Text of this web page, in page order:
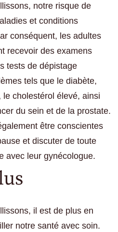
notre risque de
et conditions
conséquent, les adultes
recevoir des examens
tests de dépistage
tels que le diabète,
le cholestérol élevé, ainsi
du sein et de la prostate.
être conscientes
et discuter de toute
avec leur gynécologue.
il est de plus en
notre santé avec soin.